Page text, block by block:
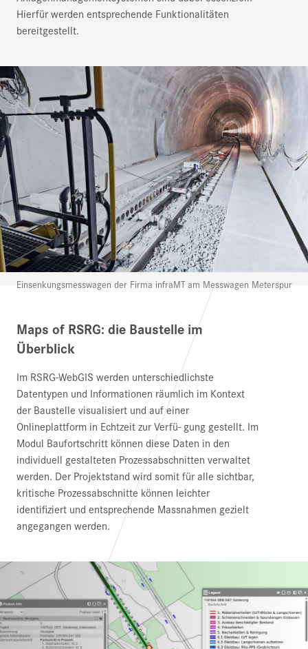
Hierfür werden entsprechende Funktionalitäten
bereitgestellt.
Einsenkungsmesswagen der Firma infraMT am Messwagen Meterspur
Maps of RSRG: die Baustelle im
Überblick
Im RSRG-WebGIS werden unterschiedlichste
Datentypen und Informationen räumlich im Kontext
der Baustelle visualisiert und auf einer
Onlineplattform in Echtzeit zur Verfü- gung gestellt. Im
Modul Baufortschritt können diese Daten in den
individuell gestalteten Prozessabschnitten verwaltet
werden. Der Projektstand wird somit für alle sichtbar,
kritische Prozessabschnitte können leichter
identifiziert und entsprechende Massnahmen gezielt
angegangen werden.